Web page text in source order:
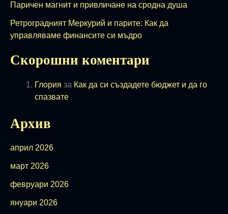
Паричен магнит и привличане на сродна душа
Ретроградният Меркурий и парите: Как да
управляваме финансите си мъдро
Скорошни коментари
Глория за Как да си създадете бюджет и да го
спазвате
Архив
април 2026
март 2026
февруари 2026
януари 2026